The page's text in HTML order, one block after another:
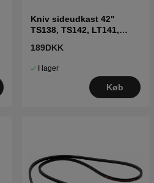
Kniv sideudkast 42"
TS138, TS142, LT141,
189DKK
I lager
Køb